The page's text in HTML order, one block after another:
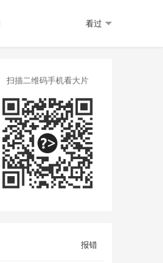
看过
扫描二维码手机看大片
报错